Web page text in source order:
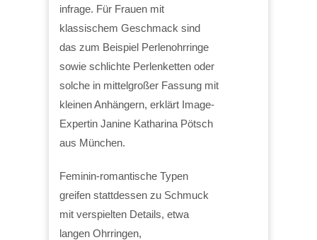
infrage. Für Frauen mit
klassischem Geschmack sind
das zum Beispiel Perlenohrringe
sowie schlichte Perlenketten oder
solche in mittelgroßer Fassung mit
kleinen Anhängern, erklärt Image-
Expertin Janine Katharina Pötsch
aus München.
Feminin-romantische Typen
greifen stattdessen zu Schmuck
mit verspielten Details, etwa
langen Ohrringen,